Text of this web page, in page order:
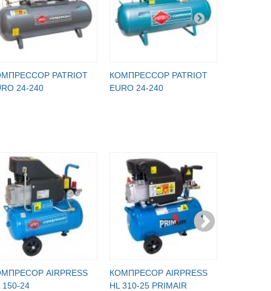
PATRIOT
24-240
КОМПРЕССОР PATRIOT
EURO 24-240
AIRPRESS
150-24
КОМПРЕСОР AIRPRESS
HL 310-25 PRIMAIR